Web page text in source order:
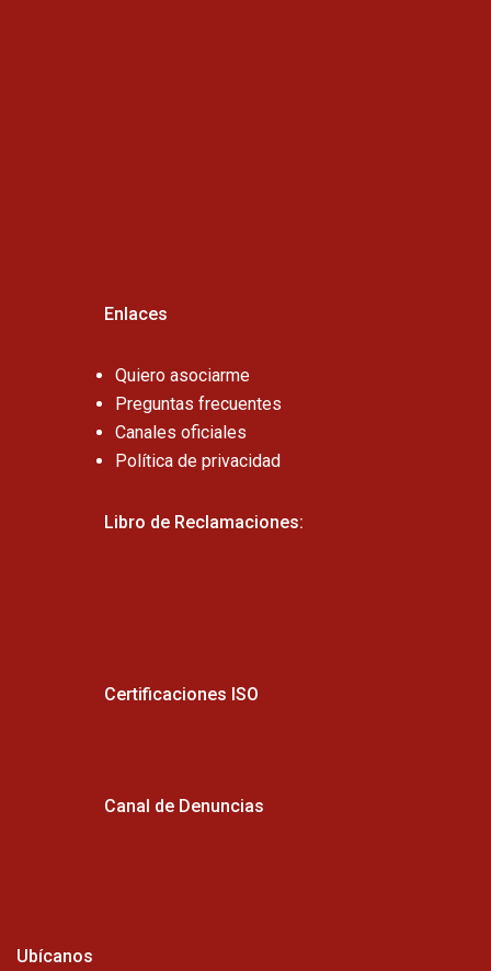
Enlaces
Quiero asociarme
Preguntas frecuentes
Canales oficiales
Política de privacidad
Libro de Reclamaciones:
Certificaciones ISO
Canal de Denuncias
Ubícanos